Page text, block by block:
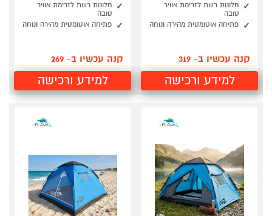
חלונות רשת לזרימת אוויר
טובה
פתיחה אוטומטית מהירה ונוחה
קנה עכשיו ב- 319
למידע ורכישה
חלונות רשת לזרימת אוויר
טובה
פתיחה אוטומטית מהירה ונוחה
קנה עכשיו ב- 269
למידע ורכישה